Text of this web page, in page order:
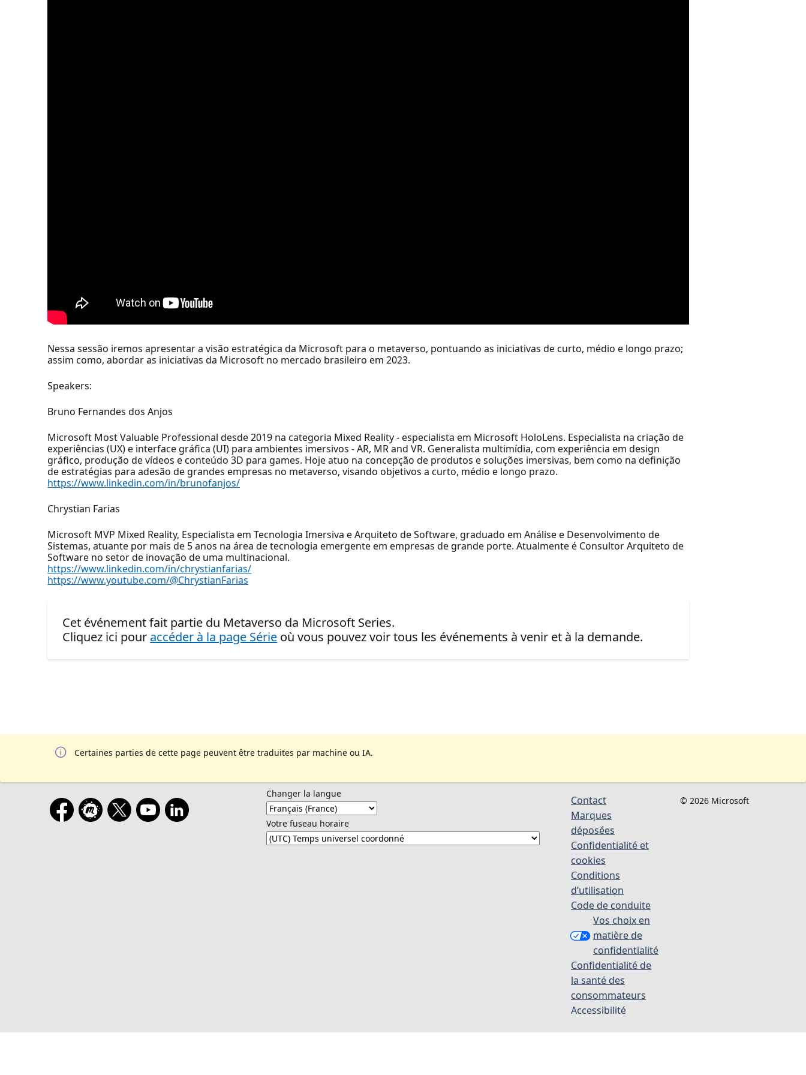
Nessa sessão iremos apresentar a visão estratégica da Microsoft para o metaverso, pontuando as iniciativas de curto, médio e longo prazo;
assim como, abordar as iniciativas da Microsoft no mercado brasileiro em 2023.
Speakers:
Bruno Fernandes dos Anjos
Microsoft Most Valuable Professional desde 2019 na categoria Mixed Reality - especialista em Microsoft HoloLens. Especialista na criação de
experiências (UX) e interface gráfica (UI) para ambientes imersivos - AR, MR and VR. Generalista multimídia, com experiência em design
gráfico, produção de vídeos e conteúdo 3D para games. Hoje atuo na concepção de produtos e soluções imersivas, bem como na definição
de estratégias para adesão de grandes empresas no metaverso, visando objetivos a curto, médio e longo prazo.
https://www.linkedin.com/in/brunofanjos/
Chrystian Farias
Microsoft MVP Mixed Reality, Especialista em Tecnologia Imersiva e Arquiteto de Software, graduado em Análise e Desenvolvimento de
Sistemas, atuante por mais de 5 anos na área de tecnologia emergente em empresas de grande porte. Atualmente é Consultor Arquiteto de
Software no setor de inovação de uma multinacional.
https://www.linkedin.com/in/chrystianfarias/
https://www.youtube.com/@ChrystianFarias
Cet événement fait partie du Metaverso da Microsoft Series.
Cliquez ici pour accéder à la page Série où vous pouvez voir tous les événements à venir et à la demande.
Certaines parties de cette page peuvent être traduites par machine ou IA.
Changer la langue
Votre fuseau horaire
Contact
Marques
déposées
Confidentialité et
cookies
Conditions
d’utilisation
Code de conduite
Vos choix en
matière de
confidentialité
Confidentialité de
la santé des
consommateurs
Accessibilité
© 2026 Microsoft